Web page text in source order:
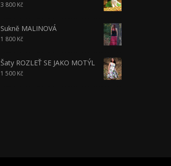
3 800 Kč
Sukně MALINOVÁ
1 800 Kč
Šaty ROZLEŤ SE JAKO MOTÝL
1 500 Kč